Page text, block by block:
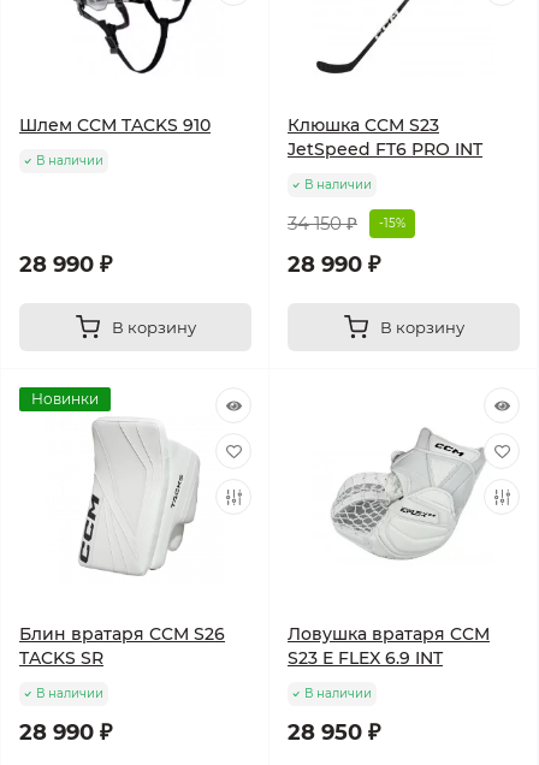
Шлем CCM TACKS 910
В наличии
28 990 ₽
В корзину
Клюшка CCM S23
JetSpeed FT6 PRO INT
В наличии
34 150 ₽ -15%
28 990 ₽
В корзину
Новинки
Блин вратаря CCM S26
TACKS SR
В наличии
28 990 ₽
Ловушка вратаря CCM
S23 E FLEX 6.9 INT
В наличии
28 950 ₽